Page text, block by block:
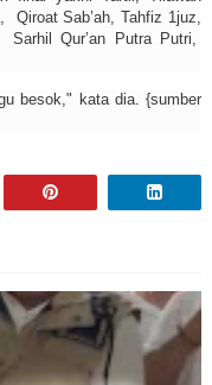
Qiroat Sab’ah, Tahfiz 1juz,
Qur’an Putra Putri,
besok," kata dia. {sumber